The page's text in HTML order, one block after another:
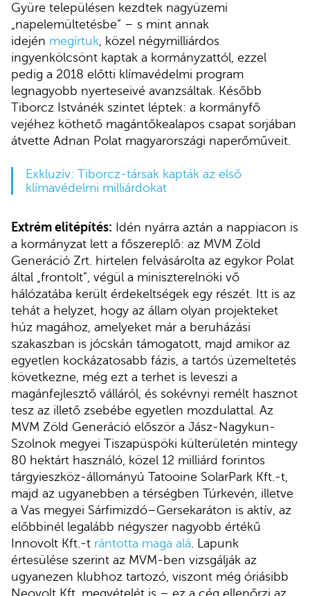
Gyüre településen kezdtek nagyüzemi
„napelemültetésbe” – s mint annak
idején megírtuk, közel négymilliárdos
ingyenkölcsönt kaptak a kormányzattól, ezzel
pedig a 2018 előtti klímavédelmi program
legnagyobb nyerteseivé avanzsáltak. Később
Tiborcz Istvánék szintet léptek: a kormányfő
vejéhez köthető magántőkealapos csapat sorjában
átvette Adnan Polat magyarországi naperőműveit.
Exkluzív: Tiborcz-társak kapták az első
klímavédelmi milliárdokat
Extrém elitépítés: Idén nyárra aztán a nappiacon is
a kormányzat lett a főszereplő: az MVM Zöld
Generáció Zrt. hirtelen felvásárolta az egykor Polat
által „frontolt”, végül a miniszterelnöki vő
hálózatába került érdekeltségek egy részét. Itt is az
tehát a helyzet, hogy az állam olyan projekteket
húz magához, amelyeket már a beruházási
szakaszban is jócskán támogatott, majd amikor az
egyetlen kockázatosabb fázis, a tartós üzemeltetés
következne, még ezt a terhet is leveszi a
magánfejlesztő válláról, és sokévnyi remélt hasznot
tesz az illető zsebébe egyetlen mozdulattal. Az
MVM Zöld Generáció először a Jász-Nagykun-
Szolnok megyei Tiszapüspöki külterületén mintegy
80 hektárt használó, közel 12 milliárd forintos
tárgyieszköz-állományú Tatooine SolarPark Kft.-t,
majd az ugyanebben a térségben Túrkevén, illetve
a Vas megyei Sárfimizdó–Gersekaráton is aktív, az
előbbinél legalább négyszer nagyobb értékű
Innovolt Kft.-t rántotta maga alá . Lapunk
értesülése szerint az MVM-ben vizsgálják az
ugyanezen klubhoz tartozó, viszont még óriásibb
Neovolt Kft. megvételét is – ez a cég ellenőrzi az